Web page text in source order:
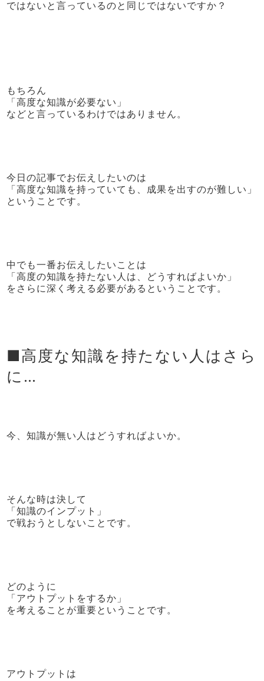
ではないと言っているのと同じではないですか？
もちろん
「高度な知識が必要ない」
などと言っているわけではありません。
今日の記事でお伝えしたいのは
「高度な知識を持っていても、成果を出すのが難しい」
ということです。
中でも一番お伝えしたいことは
「高度の知識を持たない人は、どうすればよいか」
をさらに深く考える必要があるということです。
■高度な知識を持たない人はさら
に…
今、知識が無い人はどうすればよいか。
そんな時は決して
「知識のインプット」
で戦おうとしないことです。
どのように
「アウトプットをするか」
を考えることが重要ということです。
アウトプットは